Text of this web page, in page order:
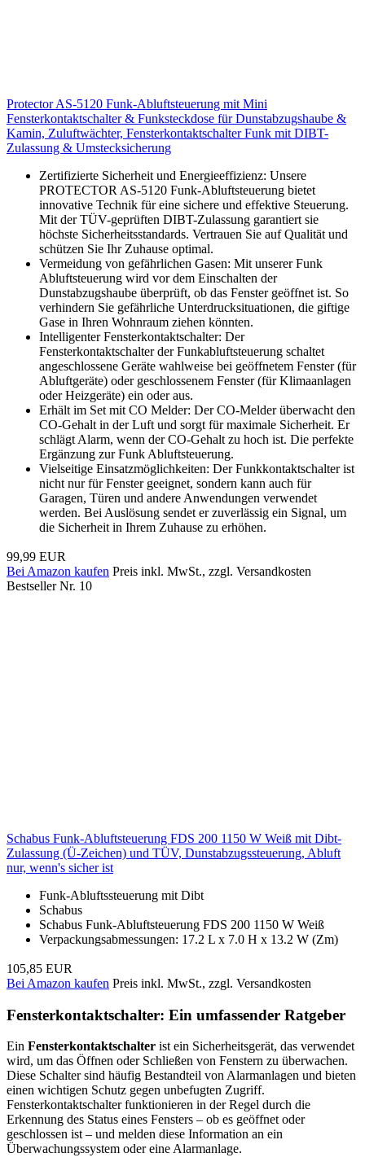
Protector AS-5120 Funk-Abluftsteuerung mit Mini
Fensterkontaktschalter & Funksteckdose für Dunstabzugshaube &
Kamin, Zuluftwächter, Fensterkontaktschalter Funk mit DIBT-
Zulassung & Umstecksicherung
Zertifizierte Sicherheit und Energieeffizienz: Unsere
PROTECTOR AS-5120 Funk-Abluftsteuerung bietet
innovative Technik für eine sichere und effektive Steuerung.
Mit der TÜV-geprüften DIBT-Zulassung garantiert sie
höchste Sicherheitsstandards. Vertrauen Sie auf Qualität und
schützen Sie Ihr Zuhause optimal.
Vermeidung von gefährlichen Gasen: Mit unserer Funk
Abluftsteuerung wird vor dem Einschalten der
Dunstabzugshaube überprüft, ob das Fenster geöffnet ist. So
verhindern Sie gefährliche Unterdrucksituationen, die giftige
Gase in Ihren Wohnraum ziehen könnten.
Intelligenter Fensterkontaktschalter: Der
Fensterkontaktschalter der Funkabluftsteuerung schaltet
angeschlossene Geräte wahlweise bei geöffnetem Fenster (für
Abluftgeräte) oder geschlossenem Fenster (für Klimaanlagen
oder Heizgeräte) ein oder aus.
Erhält im Set mit CO Melder: Der CO-Melder überwacht den
CO-Gehalt in der Luft und sorgt für maximale Sicherheit. Er
schlägt Alarm, wenn der CO-Gehalt zu hoch ist. Die perfekte
Ergänzung zur Funk Abluftsteuerung.
Vielseitige Einsatzmöglichkeiten: Der Funkkontaktschalter ist
nicht nur für Fenster geeignet, sondern kann auch für
Garagen, Türen und andere Anwendungen verwendet
werden. Bei Auslösung sendet er zuverlässig ein Signal, um
die Sicherheit in Ihrem Zuhause zu erhöhen.
99,99 EUR
Bei Amazon kaufen Preis inkl. MwSt., zzgl. Versandkosten
Bestseller Nr. 10
Schabus Funk-Abluftsteuerung FDS 200 1150 W Weiß mit Dibt-
Zulassung (Ü-Zeichen) und TÜV, Dunstabzugssteuerung, Abluft
nur, wenn's sicher ist
Funk-Abluftssteuerung mit Dibt
Schabus
Schabus Funk-Abluftsteuerung FDS 200 1150 W Weiß
Verpackungsabmessungen: 17.2 L x 7.0 H x 13.2 W (Zm)
105,85 EUR
Bei Amazon kaufen Preis inkl. MwSt., zzgl. Versandkosten
Fensterkontaktschalter: Ein umfassender Ratgeber
Ein Fensterkontaktschalter ist ein Sicherheitsgerät, das verwendet
wird, um das Öffnen oder Schließen von Fenstern zu überwachen.
Diese Schalter sind häufig Bestandteil von Alarmanlagen und bieten
einen wichtigen Schutz gegen unbefugten Zugriff.
Fensterkontaktschalter funktionieren in der Regel durch die
Erkennung des Status eines Fensters – ob es geöffnet oder
geschlossen ist – und melden diese Information an ein
Überwachungssystem oder eine Alarmanlage.